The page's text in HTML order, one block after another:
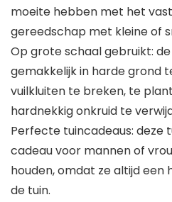
moeite hebben met het
gereedschap met kleine of
Op grote schaal gebruikt:
gemakkelijk in harde grond
vuilkluiten te breken, te
hardnekkig onkruid te
Perfecte tuincadeaus:
cadeau voor mannen of
houden, omdat ze altijd een
de tuin.